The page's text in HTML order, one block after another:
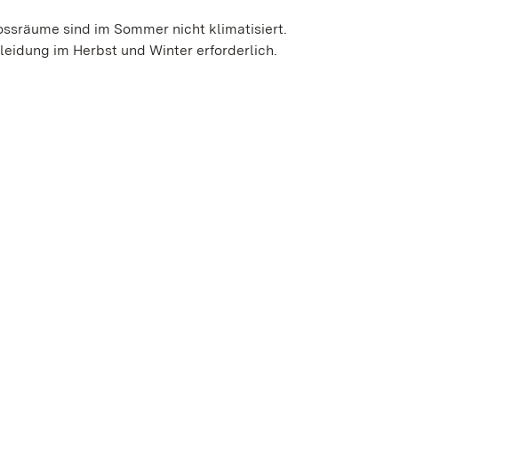
sind im Sommer nicht klimatisiert.
im Herbst und Winter erforderlich.